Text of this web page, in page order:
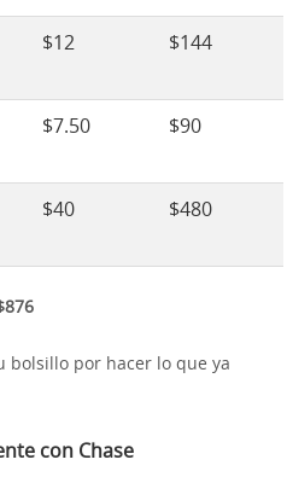
$12 $144
$7.50 $90
$40 $480
bolsillo por hacer lo que ya
con Chase